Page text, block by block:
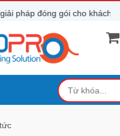
pháp đóng gói cho khách hàng